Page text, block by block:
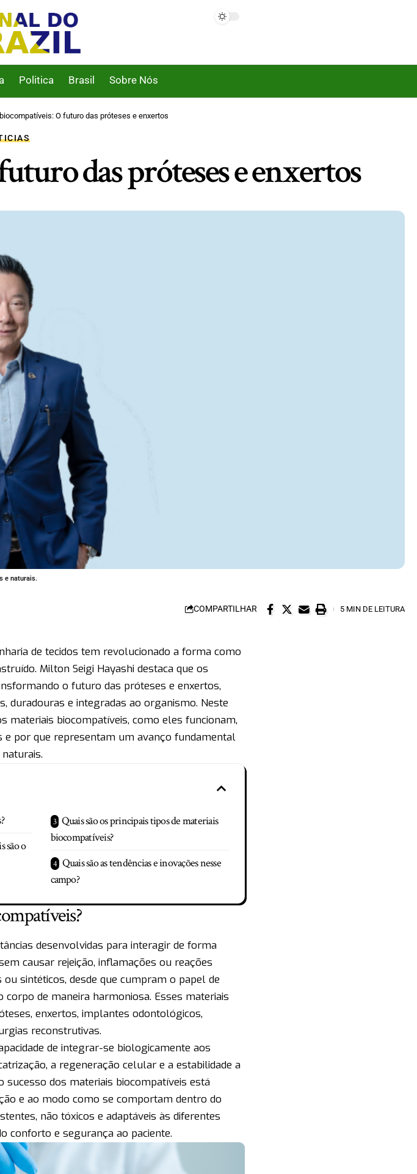
Politica Brasil Sobre Nós
O futuro das próteses e enxertos
das próteses e enxertos
e naturais.
COMPARTILHAR 5 MIN DE LEITURA
de tecidos tem revolucionado a forma como
Milton Seigi Hayashi destaca que os
o futuro das próteses e enxertos,
duradouras e integradas ao organismo. Neste
materiais biocompatíveis, como eles funcionam,
e por que representam um avanço fundamental
são o
Quais são os principais tipos de materiais
biocompatíveis?
Quais são as tendências e inovações nesse
campo?
desenvolvidas para interagir de forma
causar rejeição, inflamações ou reações
sintéticos, desde que cumpram o papel de
de maneira harmoniosa. Esses materiais
enxertos, implantes odontológicos,
reconstrutivas.
de integrar-se biologicamente aos
a regeneração celular e a estabilidade a
sucesso dos materiais biocompatíveis está
e ao modo como se comportam dentro do
não tóxicos e adaptáveis às diferentes
conforto e segurança ao paciente.